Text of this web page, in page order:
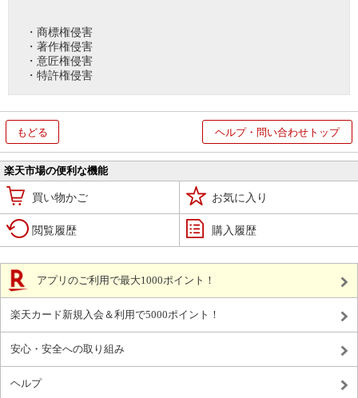
・商標権侵害
・著作権侵害
・意匠権侵害
・特許権侵害
もどる ヘルプ・問い合わせトップ
楽天市場の便利な機能
買い物かご お気に入り
閲覧履歴 購入履歴
アプリのご利用で最大1000ポイント！
楽天カード新規入会＆利用で5000ポイント！
安心・安全への取り組み
ヘルプ